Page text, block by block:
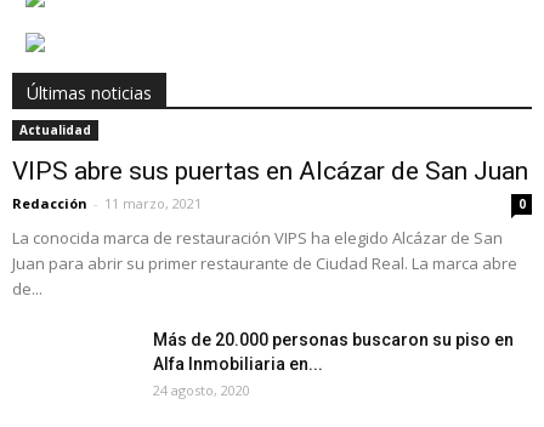
Últimas noticias
Actualidad
VIPS abre sus puertas en Alcázar de San Juan
Redacción - 11 marzo, 2021 0
La conocida marca de restauración VIPS ha elegido Alcázar de San
Juan para abrir su primer restaurante de Ciudad Real. La marca abre
de...
Más de 20.000 personas buscaron su piso en
Alfa Inmobiliaria en...
24 agosto, 2020